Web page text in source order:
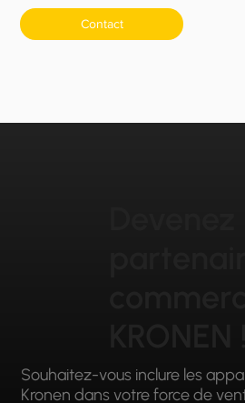
Contact
Souhaitez-vous inclure les
Kronen dans votre force de